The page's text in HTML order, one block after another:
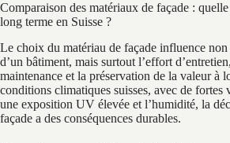
Comparaison des matériaux de façade :
long terme en Suisse ?
Le choix du matériau de façade influence non
d’un bâtiment, mais surtout l’effort
maintenance et la préservation de la valeur à
conditions climatiques suisses, avec de fortes
une exposition UV élevée et l’humidité, la
façade a des conséquences durables.